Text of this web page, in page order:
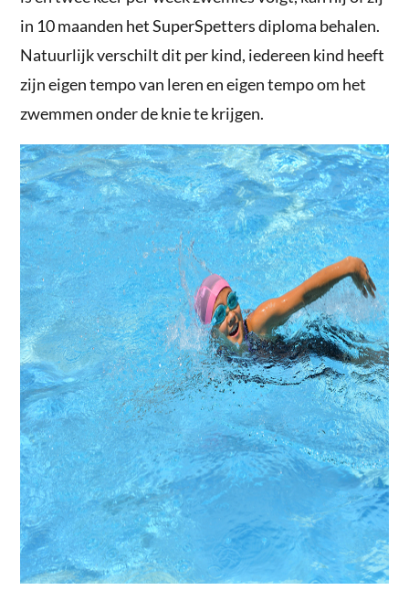
in 10 maanden het SuperSpetters diploma behalen.
Natuurlijk verschilt dit per kind, iedereen kind heeft
zijn eigen tempo van leren en eigen tempo om het
zwemmen onder de knie te krijgen.